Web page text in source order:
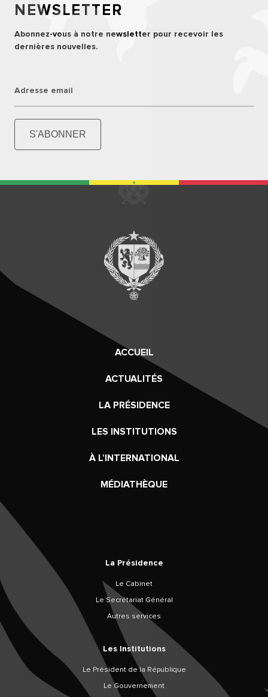
NEWSLETTER
Abonnez-vous à notre newsletter pour recevoir les
dernières nouvelles.
Adresse email
S'ABONNER
ACCUEIL
ACTUALITÉS
LA PRÉSIDENCE
LES INSTITUTIONS
À L’INTERNATIONAL
MÉDIATHÈQUE
La Présidence
Le Cabinet
Le Secrétariat Général
Autres services
Les Institutions
Le Président de la République
Le Gouvernement